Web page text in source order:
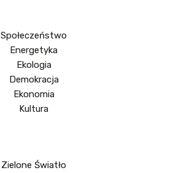
Społeczeństwo
Energetyka
Ekologia
Demokracja
Ekonomia
Kultura
Zielone Światło